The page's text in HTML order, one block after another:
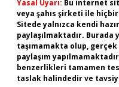
Yasal Uyarı: Bu internet
veya şahıs şirketi ile
Sitede yalnızca kendi
paylaşılmaktadır.
taşımamakta olup,
paylaşım
benzerlikleri tamamen
taslak halindedir ve